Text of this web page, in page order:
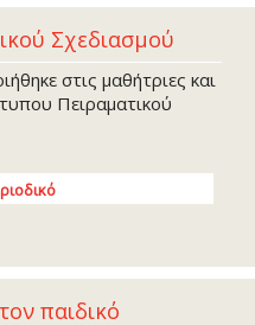
Σχεδιασμού
στις μαθήτριες και
Πειραματικού
παιδικό